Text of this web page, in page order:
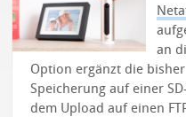
an
Option ergänzt die
Speicherung auf einer
dem Upload auf einen